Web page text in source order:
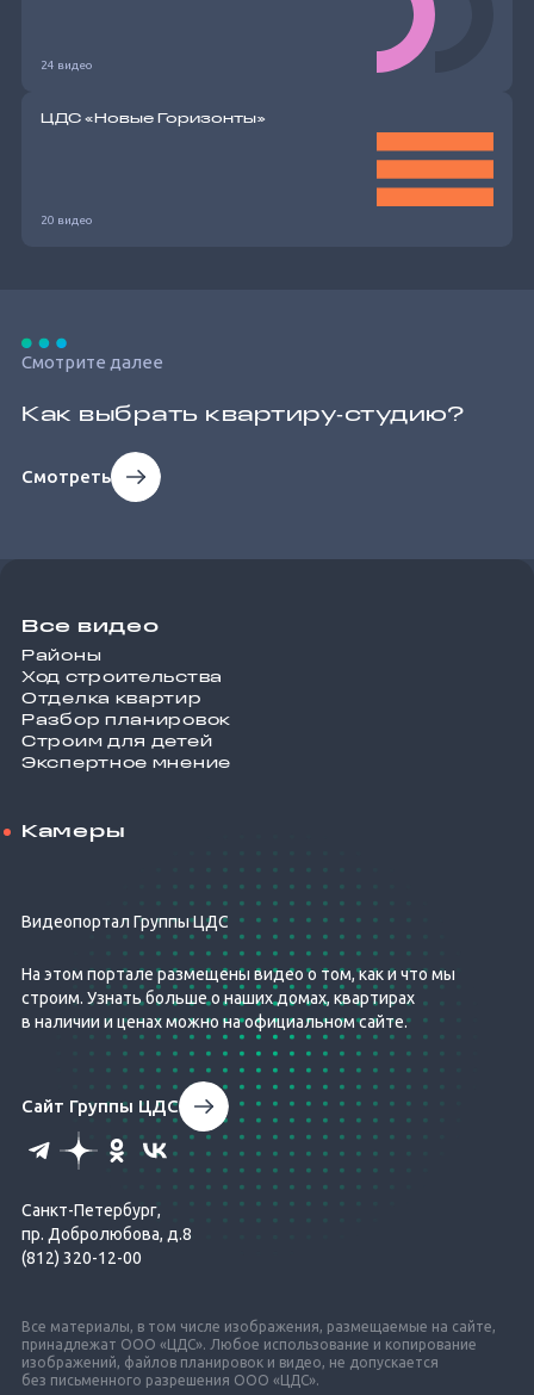
24 видео
ЦДС «Новые Горизонты»
20 видео
Смотрите далее
Как выбрать квартиру‐студию?
Смотреть
Все видео
Районы
Ход строительства
Отделка квартир
Разбор планировок
Строим для детей
Экспертное мнение
Камеры
Видеопортал Группы ЦДС
На этом портале размещены видео о том, как и что мы
строим. Узнать больше о наших домах, квартирах
в наличии и ценах можно на официальном сайте.
Все материалы, в том числе изображения, размещаемые на сайте,
принадлежат ООО «ЦДС». Любое использование и копирование
изображений, файлов планировок и видео, не допускается
без письменного разрешения ООО «ЦДС».
Сайт Группы ЦДС
Санкт-Петербург,
пр. Добролюбова, д.8
(812) 320-12-00